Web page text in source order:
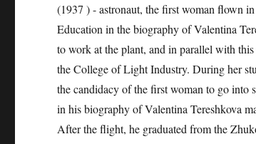
(1937 ) - astronaut, the first woman flown
Education in the biography of Valentina
to work at the plant, and in parallel with
the College of Light Industry. During her
the candidacy of the first woman to go into
in his biography of Valentina Tereshkova
After the flight, he graduated from the